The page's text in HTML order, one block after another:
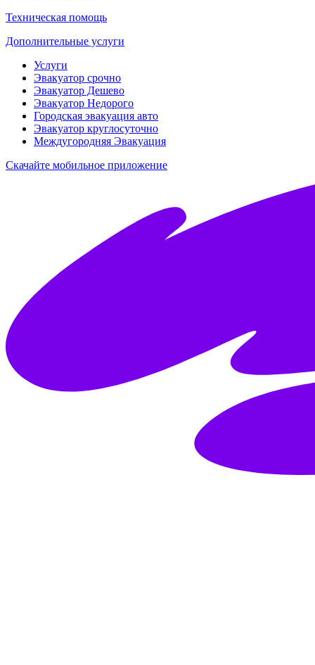
Техническая помощь
Дополнительные услуги
Услуги
Эвакуатор срочно
Эвакуатор Дешево
Эвакуатор Недорого
Городская эвакуация авто
Эвакуатор круглосуточно
Междугородняя Эвакуация
Скачайте мобильное приложение